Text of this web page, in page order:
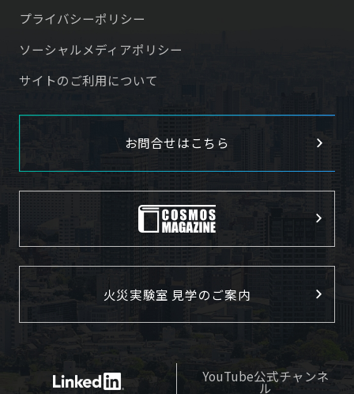
プライバシーポリシー
ソーシャルメディアポリシー
サイトのご利用について
お問合せはこちら
火災実験室 見学のご案内
YouTube公式チャンネ
ル